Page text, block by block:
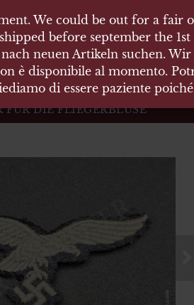
Antiquitäten und
FÜR DIE FLIEGERBLUSE
We could be out for a fair
before september the
neuen Artikeln suchen.
è disponibile al momento.
di essere paziente
We could be out for a fair
before september the
neuen Artikeln suchen.
è disponibile al momento.
di essere paziente